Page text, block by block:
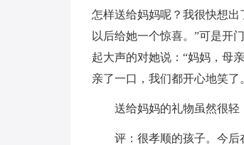
怎样送给妈妈呢？我很快想
以后给她一个惊喜。”可是开
起大声的对她说：“妈妈，母
亲了一口，我们都开心地笑了。
送给妈妈的礼物虽然很轻
评：很孝顺的孩子。今后